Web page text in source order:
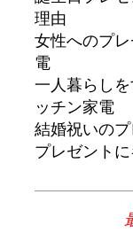
理由
女性へのプ
電
一人暮らし
ッチン家電
結婚祝いの
プレゼント